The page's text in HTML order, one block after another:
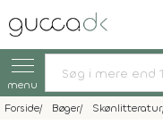
menu
Forside Bøger Skønlitteratur